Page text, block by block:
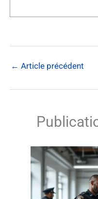
← Article précédent